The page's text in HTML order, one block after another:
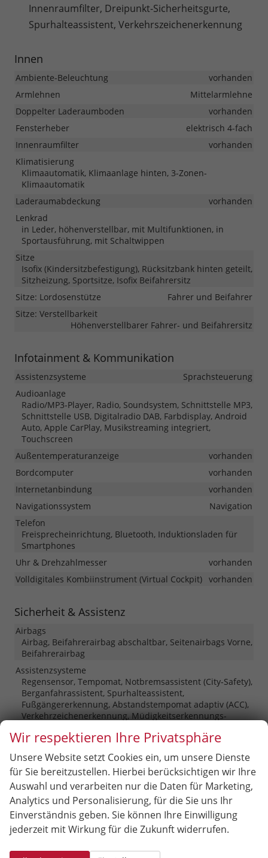
Innenraumfilter, Dreipunkt-Sicherheitsgurte,
Spurhalteassistent, Verkehrszeichenerkennung
Innen
Ambiente-Beleuchtung
vorhanden
Armlehnen
Mittelarmlehne
Doppelter Laderaumboden
vorhanden
Fensterheber
elektrisch 4-fach
Innenraumfilter
vorhanden
Klimatisierung
Klimaautomatik, Klimaanlage hinten, 3-Zonen-
Klimaautomatik
Laderaumabdeckung
vorhanden
Lenkrad
in Leder, höhenverstellbar, mit Multifunktionen, in
Sportausführung, mit Schaltwippen
Sitze
Isofix (Kindersitzbefestigung), Rücksitzbank hinten geteilt,
Sitzheizung, Sportsitze, Isofix Beifahrersitz
Sitze: Lordosenstütze
Fahrer und Beifahrer
Sitze: Verstellbarkeit
Höhenverstellbarer Fahrer- und Beifahrersitz
Infotainment & Kommunikation
Assistenzsysteme
Sprachsteuerung
Audioanlage
Radio/MP3-Player, Radio, Soundsystem, Schnittstelle MP3,
Schnittstelle USB, Digitalradio DAB, Farbdisplay, Android
Auto, Apple CarPlay, Musikstreaming integriert,
Touchscreen
Außentemperaturanzeige
vorhanden
Bordcomputer
vorhanden
Internetanbindung
vorhanden
Navigationssystem
Navigation
Telefon
Freisprecheinrichtung, Bluetooth, Induktionsladen für
Smartphones
Uhr & Drehzahlmesser
vorhanden
Volldigitales Kombiinstrument (Virtual Cockpit) vorhanden
Sicherheit & Assistenz
Airbags
Airbag, Beifahrerairbag abschaltbar, Seitenairbags Vorne,
Beifahrerairbag
Assistenzsysteme
Regensensor, Tempomat, Notbremsassistent (City-Safety),
Berganfahrassistent, Spurhalteassistent,
Fußgängererkennung, Abstandstempomat adaptiv (ACC),
Verkehrzeichenerkennung, Müdigkeitserkennungs-
Notbremssystem, Abstandswarner
Einparkhilfe
Selbstlenkendes System, Park Distance Control vorne,
Park Distance Control hinten, Rückfahrkamera
Fahrprofilauswahl
vorhanden
Follow-Me-Home-Funktion
vorhanden
Innenspiegel automatisch abblendend
vorhanden
Wir respektieren Ihre Privatsphäre
Unsere Website setzt Cookies ein, um unsere Dienste
für Sie bereitzustellen. Hierbei berücksichtigen wir Ihre
Auswahl und verarbeiten nur die Daten für Marketing,
Analytics und Personalisierung, für die Sie uns Ihr
Einverständnis geben. Sie können Ihre Einwilligung
jederzeit mit Wirkung für die Zukunft widerrufen.